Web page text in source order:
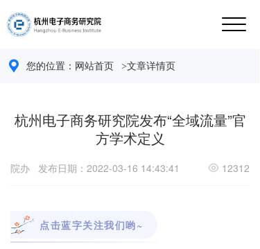
您的位置： 网站首页 >文章详情页
杭州电子商务研究院发布“全域流量”官
方学术定义
院办 发布日期：2022-03-16 14:43:41 12312
点击蓝字关注我们哟~